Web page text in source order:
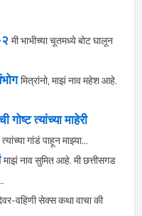
२ मी भाभीच्या चूतमध्ये बोट घालून
मित्रांनो, माझं नाव महेश आहे.
त्यांच्या माहेरी
गांडं पाहून माझ्या...
माझं नाव सुमित आहे. मी छत्तीसगड
वहिणी सेक्स कथा वाचा की